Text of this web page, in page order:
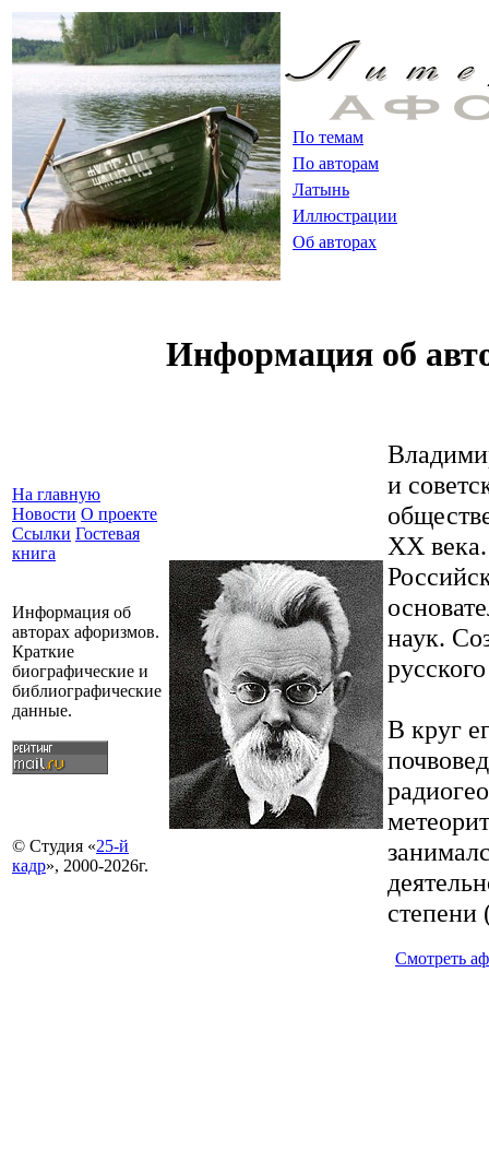
По темам
По авторам
Латынь
Иллюстрации
Об авторах
На главную
Новости О проекте
Ссылки Гостевая
книга
Информация об
авторах афоризмов.
Краткие
биографические и
библиографические
данные.
© Студия «25-й
кадр», 2000-2026г.
Информация об
и
XX
наук.
В круг
степени
Смотреть